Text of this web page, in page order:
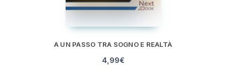
A UN PASSO TRA SOGNO E REALTÀ
4,99€